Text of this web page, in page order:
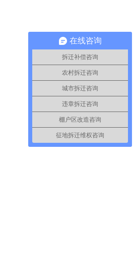
在线咨询
拆迁补偿咨询
农村拆迁咨询
城市拆迁咨询
违章拆迁咨询
棚户区改造咨询
征地拆迁维权咨询